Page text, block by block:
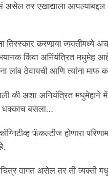
तर एखाद्याला
तिरस्कार करणार्‍या व्यक्तीमध्ये
भयानक किंवा अनिंयंत्रित मधुमेह
लांब ठेवायची आणि त्यांना माफ
की अशा अनियंत्रित
धक्काच बसला...
फॅकल्टीज होणारा
वागत असेल तर ती